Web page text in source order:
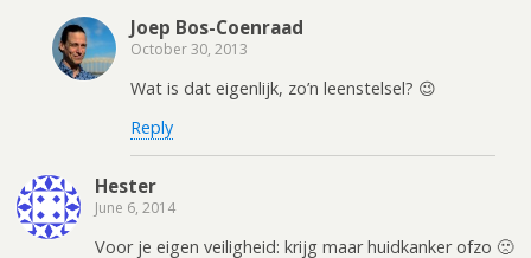
Joep Bos-Coenraad
October 30, 2013
Wat is dat eigenlijk, zo’n leenstelsel? 😉
Reply
Hester
June 6, 2014
Voor je eigen veiligheid: krijg maar huidkanker ofzo 🙁